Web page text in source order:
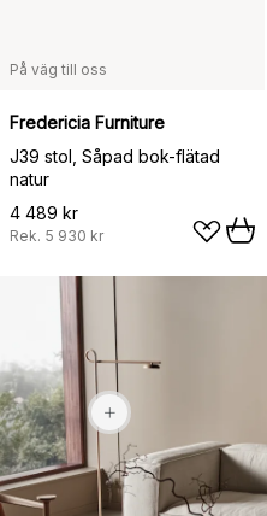
På väg till oss
Fredericia Furniture
J39 stol, Såpad bok-flätad
natur
4 489 kr
Rek. 5 930 kr